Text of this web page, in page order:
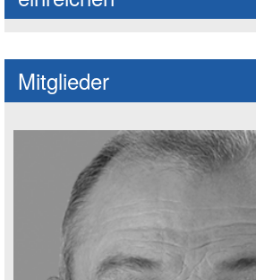
Mitglieder